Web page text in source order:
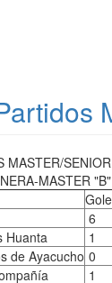
MASTER/
MASTER
6
Huanta
1
de Ayacucho 0
1